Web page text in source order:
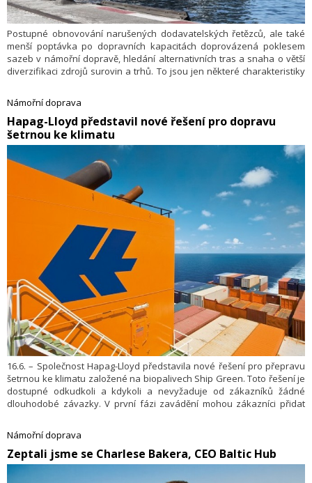
Postupné obnovování narušených dodavatelských řetězců, ale také
menší poptávka po dopravních kapacitách doprovázená poklesem
sazeb v námořní dopravě, hledání alternativních tras a snaha o větší
diverzifikaci zdrojů surovin a trhů. To jsou jen některé charakteristiky
Námořní doprava
​Hapag-Lloyd představil nové řešení pro dopravu
šetrnou ke klimatu
16.6. – Společnost Hapag-Lloyd představila nové řešení pro přepravu
šetrnou ke klimatu založené na biopalivech Ship Green. Toto řešení je
dostupné odkudkoli a kdykoli a nevyžaduje od zákazníků žádné
dlouhodobé závazky. V první fázi zavádění mohou zákazníci přidat
Námořní doprava
​Zeptali jsme se Charlese Bakera, CEO Baltic Hub